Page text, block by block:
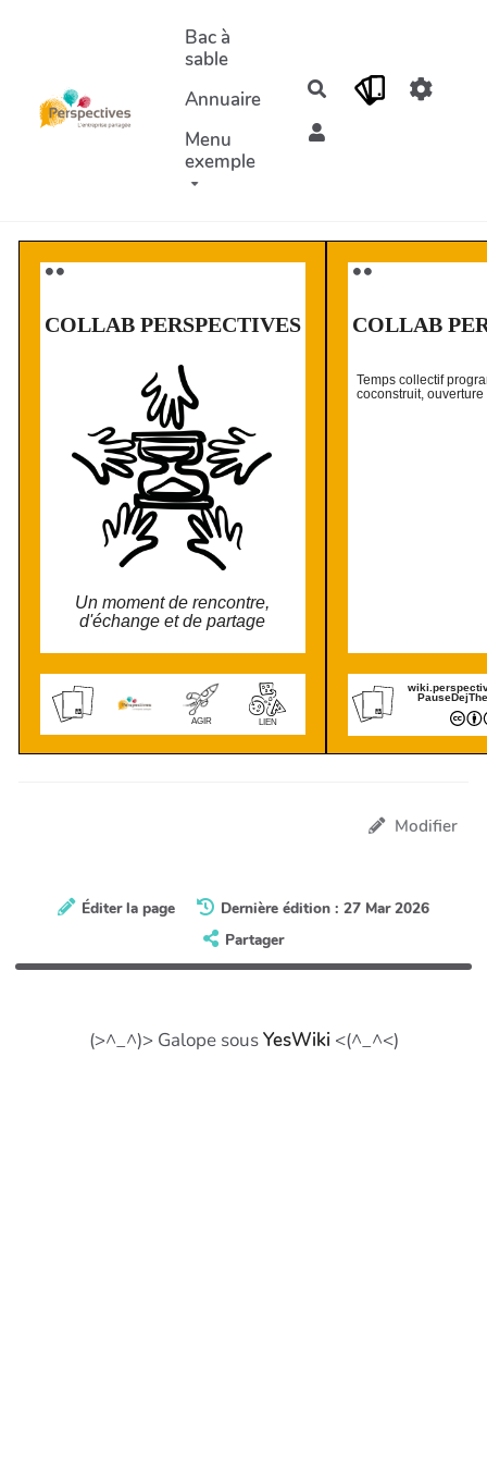
Aller au contenu principal
Bac à
sable
Annuaire
Menu
exemple
Rechercher
⚫️ ⚫️
COLLAB PERSPECTIVES
Un moment de rencontre,
d'échange et de partage
AGIR LIEN
⚫️ ⚫️
COLLAB
Temps collectif
coconstruit, ouverture
Modifier
Éditer la page
Dernière édition : 27 Mar 2026
Partager
(>^_^)> Galope sousYesWiki <(^_^<)